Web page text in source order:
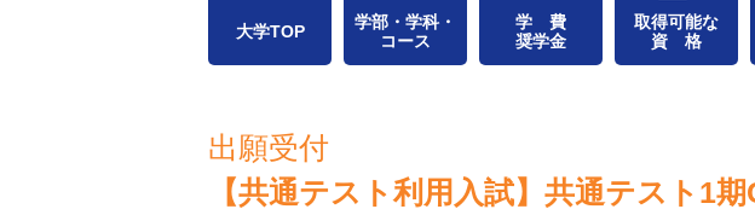
大学TOP
学部・学科・
コース
学 費
奨学金
取得可能な
資 格
出願受付
【共通テスト利用入試】共通テスト1